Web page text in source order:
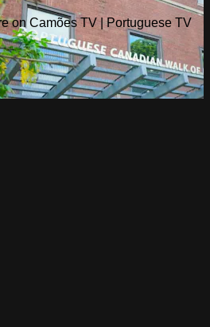
on Camões TV | Portuguese TV